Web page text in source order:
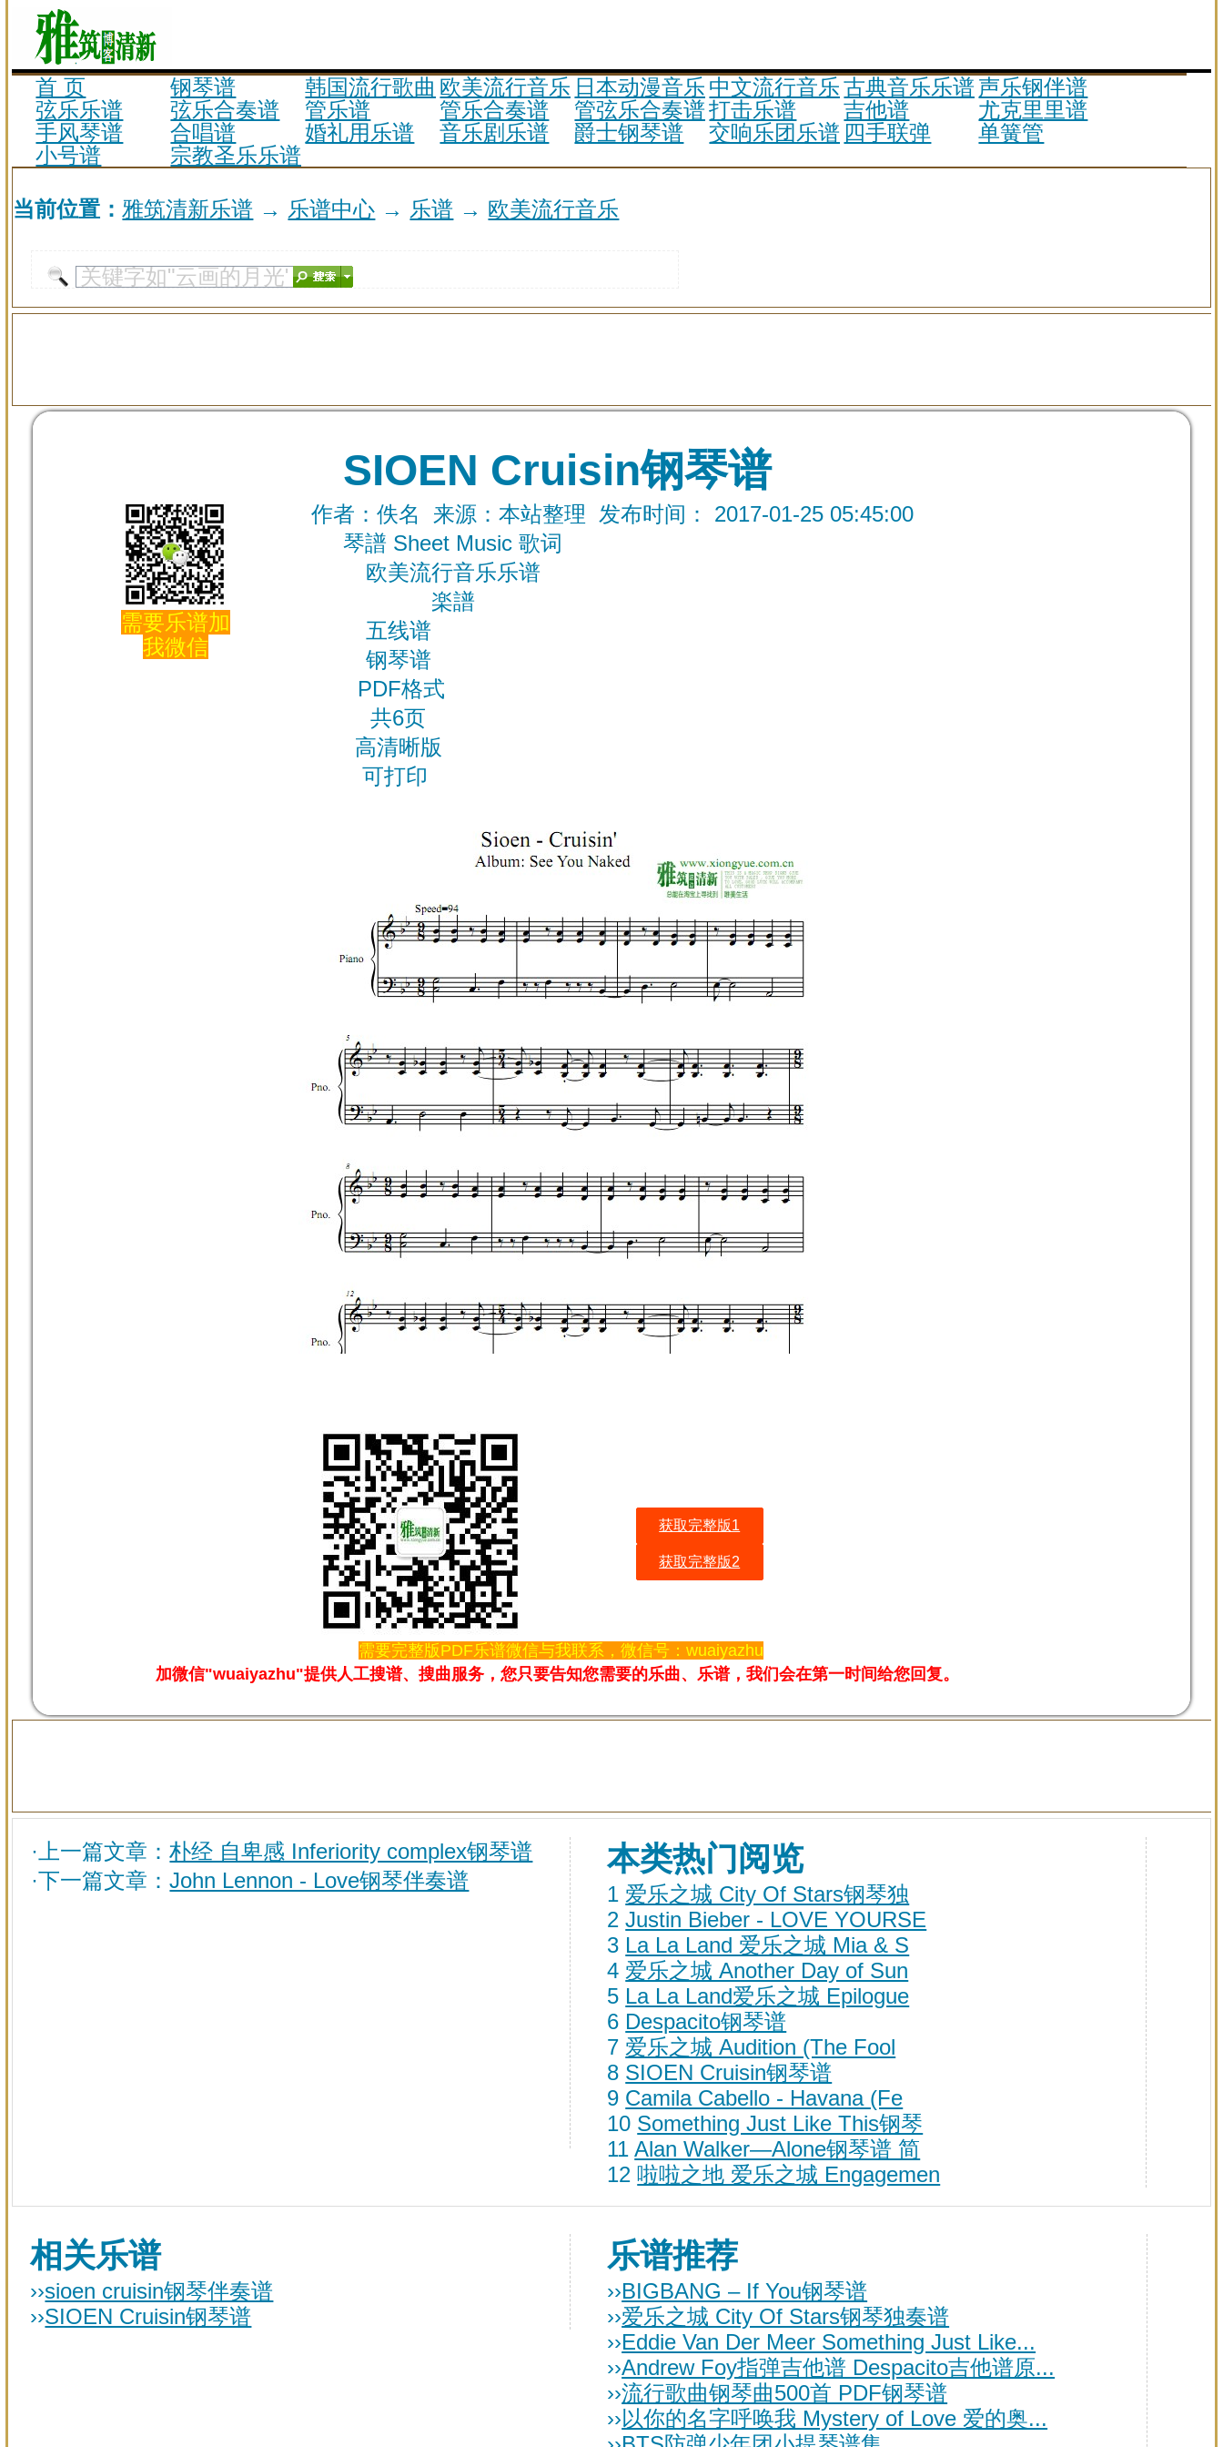
首 页 钢琴谱 韩国流行歌曲 欧美流行音乐 日本动漫音乐 中文流行音乐 古典音乐乐谱 声乐钢伴谱
弦乐乐谱
弦乐合奏谱 管乐谱 管乐合奏谱 管弦乐合奏谱 打击乐谱 吉他谱
尤克里里谱
手风琴谱
合唱谱 婚礼用乐谱 音乐剧乐谱 爵士钢琴谱 交响乐团乐谱 四手联弹
单簧管
小号谱
宗教圣乐乐谱
当前位置： 雅筑清新乐谱 → 乐谱中心 → 乐谱 → 欧美流行音乐
SIOEN Cruisin钢琴谱
作者：佚名 来源：本站整理 发布时间： 2017-01-25 05:45:00
需要乐谱加
我微信
琴譜 Sheet Music 歌词
欧美流行音乐乐谱
楽譜
五线谱
钢琴谱
PDF格式
共6页
高清晰版
可打印
获取完整版1
获取完整版2
需要完整版PDF乐谱微信与我联系，微信号：wuaiyazhu
加微信"wuaiyazhu"提供人工搜谱、搜曲服务，您只要告知您需要的乐曲、乐谱，我们会在第一时间给您回复。
·上一篇文章：朴经 自卑感 Inferiority complex钢琴谱
·下一篇文章：John Lennon - Love钢琴伴奏谱
本类热门阅览
1 爱乐之城 City Of Stars钢琴独
2 Justin Bieber - LOVE YOURSE
3 La La Land 爱乐之城 Mia & S
4 爱乐之城 Another Day of Sun
5 La La Land爱乐之城 Epilogue
6 Despacito钢琴谱
7 爱乐之城 Audition (The Fool
8 SIOEN Cruisin钢琴谱
9 Camila Cabello - Havana (Fe
10 Something Just Like This钢琴
11 Alan Walker—Alone钢琴谱 简
12 啦啦之地 爱乐之城 Engagemen
相关乐谱
››sioen cruisin钢琴伴奏谱
››SIOEN Cruisin钢琴谱
乐谱推荐
››BIGBANG – If You钢琴谱
››爱乐之城 City Of Stars钢琴独奏谱
››Eddie Van Der Meer Something Just Like...
››Andrew Foy指弹吉他谱 Despacito吉他谱原...
››流行歌曲钢琴曲500首 PDF钢琴谱
››以你的名字呼唤我 Mystery of Love 爱的奥...